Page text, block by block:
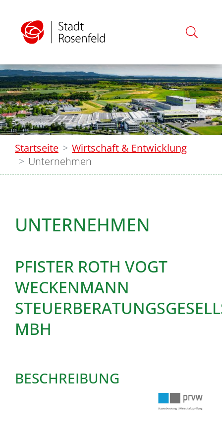
Startseite
Wirtschaft & Entwicklung
Unternehmen
UNTERNEHMEN
PFISTER ROTH VOGT
WECKENMANN
MBH
BESCHREIBUNG